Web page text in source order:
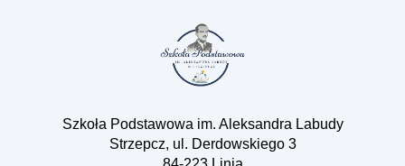
Szkoła Podstawowa im. Aleksandra Labudy
Strzepcz, ul. Derdowskiego 3